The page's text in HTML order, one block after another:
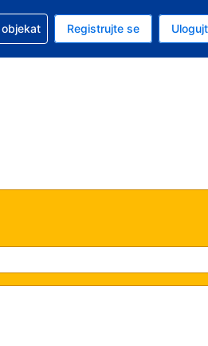
je američki dolar
je Srpskom
vezi sa rezervacijom
Registrujte se